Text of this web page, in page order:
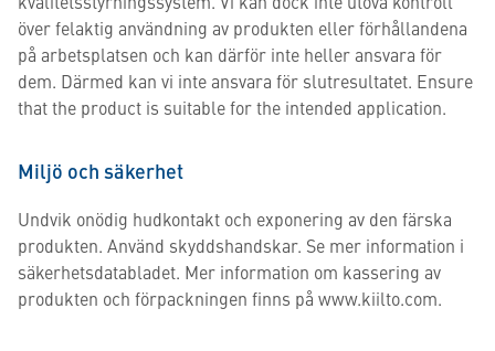
över felaktig användning av produkten eller förhållandena
på arbetsplatsen och kan därför inte heller ansvara för
dem. Därmed kan vi inte ansvara för slutresultatet. Ensure
that the product is suitable for the intended application.
Miljö och säkerhet
Undvik onödig hudkontakt och exponering av den färska
produkten. Använd skyddshandskar. Se mer information i
säkerhetsdatabladet. Mer information om kassering av
produkten och förpackningen finns på www.kiilto.com.